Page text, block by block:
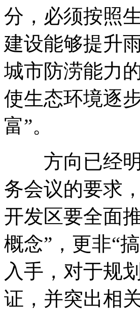
分，必须按照
建设能够提升
城市防涝能力
使生态环境逐
富”。
方向已经明
务会议的要求
开发区要全面
概念”，更非“
入手，对于规
证，并突出相